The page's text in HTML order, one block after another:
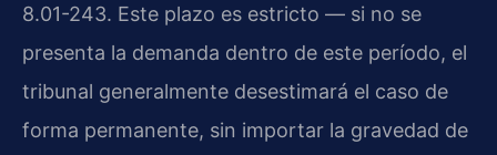
8.01-243. Este plazo es estricto — si no se
presenta la demanda dentro de este período, el
tribunal generalmente desestimará el caso de
forma permanente, sin importar la gravedad de